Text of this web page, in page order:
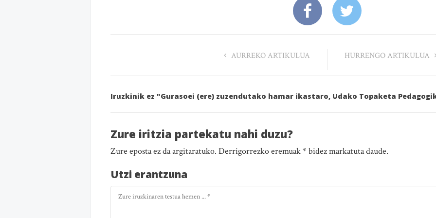
AURREKO ARTIKULUA HURRENGO ARTIKULUA
Iruzkinik ez "Gurasoei (ere) zuzendutako hamar ikastaro, Udako Topaketa
Zure iritzia partekatu nahi duzu?
Zure eposta ez da argitaratuko. Derrigorrezko eremuak * bidez markatuta daude.
Utzi erantzuna